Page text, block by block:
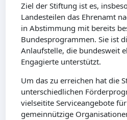
Ziel der Stiftung ist es,
Landesteilen das Ehrenamt
in Abstimmung mit bereits
Bundesprogrammen. Sie ist
Anlaufstelle, die bundesweit
Engagierte unterstützt.
Um das zu erreichen hat die
unterschiedlichen
vielseitite Serviceangebote
gemeinnützige